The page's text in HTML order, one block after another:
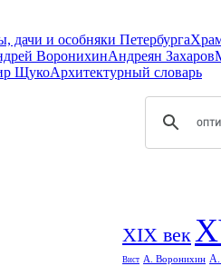
дачи и особняки Петербурга
ВоронихинАндреян Захаров
ЩукоАрхитектурный словарь
XIX век
Вист А. Воронихин А.